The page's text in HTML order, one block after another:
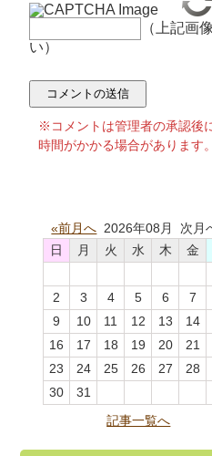
（上記画
い）
※コメントは管理者の承認後
時間がかかる場合があります。
«前月へ 2026年08月 次月
日
月 火 水 木 金
2
3 4 5 6 7
9
10 11 12 13 14
16
17 18 19 20 21
23
24 25 26 27 28
30
31
記事一覧へ